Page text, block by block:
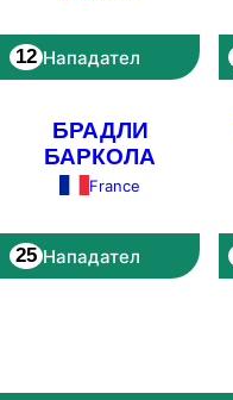
12 Нападател
БРАДЛИ
БАРКОЛА
France
25 Нападател